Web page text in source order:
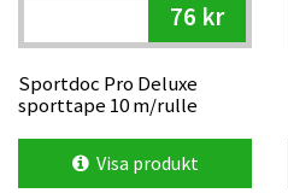
76 kr
Sportdoc Pro Deluxe
sporttape 10 m/rulle
Visa produkt